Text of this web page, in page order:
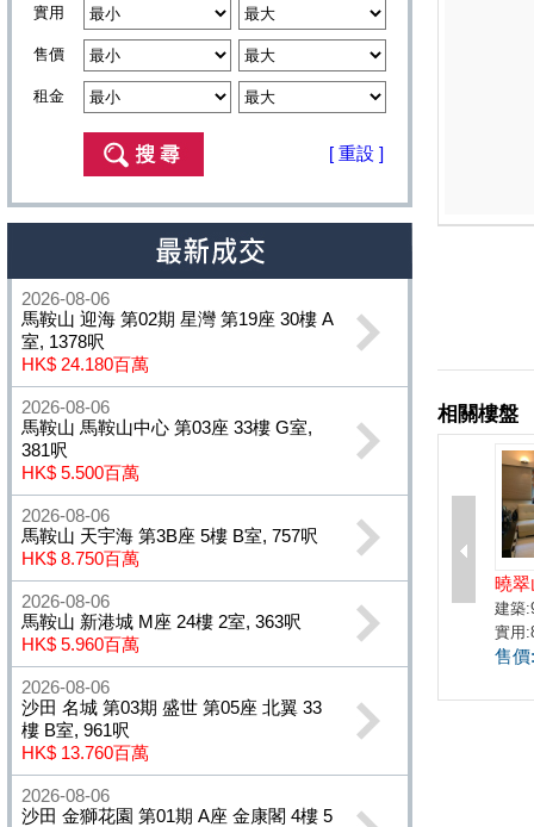
實用
售價
租金
[ 重設 ]
2026-08-06
馬鞍山 迎海 第02期 星灣 第19座 30樓 A
室, 1378呎
HK$ 24.180百萬
2026-08-06
馬鞍山 馬鞍山中心 第03座 33樓 G室,
381呎
HK$ 5.500百萬
2026-08-06
馬鞍山 天宇海 第3B座 5樓 B室, 757呎
HK$ 8.750百萬
2026-08-06
馬鞍山 新港城 M座 24樓 2室, 363呎
HK$ 5.960百萬
2026-08-06
沙田 名城 第03期 盛世 第05座 北翼 33
樓 B室, 961呎
HK$ 13.760百萬
2026-08-06
沙田 金獅花園 第01期 A座 金康閣 4樓 5